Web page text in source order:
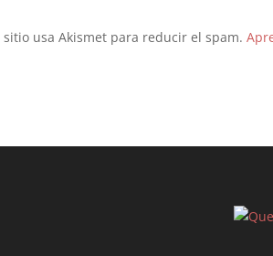
sitio usa Akismet para reducir el spam.